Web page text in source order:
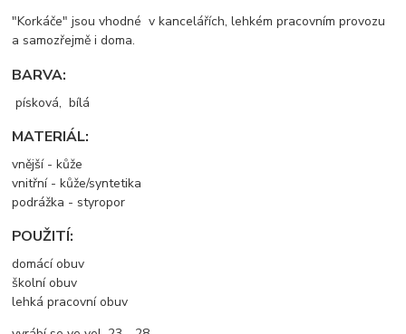
"Korkáče" jsou vhodné v kancelářích, lehkém pracovním provozu
a samozřejmě i doma.
BARVA:
písková, bílá
MATERIÁL:
vnější - kůže
vnitřní - kůže/syntetika
podrážka - styropor
POUŽITÍ:
domácí obuv
školní obuv
lehká pracovní obuv